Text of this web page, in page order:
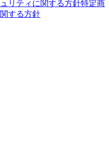
リティに関する方針特定商
する方針